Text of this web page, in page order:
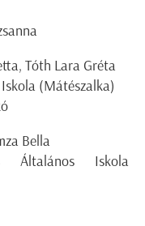
Tóth Lara Gréta
(Mátészalka)
Bella
Általános Iskola